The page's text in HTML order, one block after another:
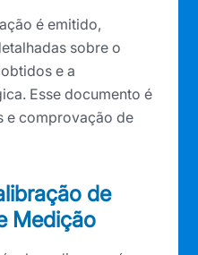
é emitido,
sobre o
e a
Esse documento é
e comprovação de
de
Medição